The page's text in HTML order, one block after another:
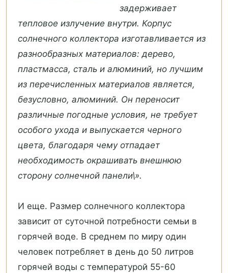
задерживает
тепловое излучение внутри. Корпус
солнечного коллектора изготавливается из
разнообразных материалов: дерево,
пластмасса, сталь и алюминий, но лучшим
из перечисленных материалов является,
безусловно, алюминий. Он переносит
различные погодные условия, не требует
особого ухода и выпускается черного
цвета, благодаря чему отпадает
необходимость окрашивать внешнюю
сторону солнечной панели\».
И еще. Размер солнечного коллектора
зависит от суточной потребности семьи в
горячей воде. В среднем по миру один
человек потребляет в день до 50 литров
горячей воды с температурой 55-60